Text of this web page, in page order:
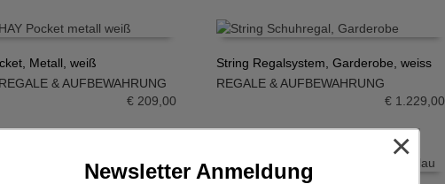
Metall, weiß
REGALE & AUFBEWAHRUNG
€ 209,00
IN DEN WARENKORB
String Regalsystem, Garderobe, weiss
REGALE & AUFBEWAHRUNG
€1.229,00
Newsletter Anmeldung
×